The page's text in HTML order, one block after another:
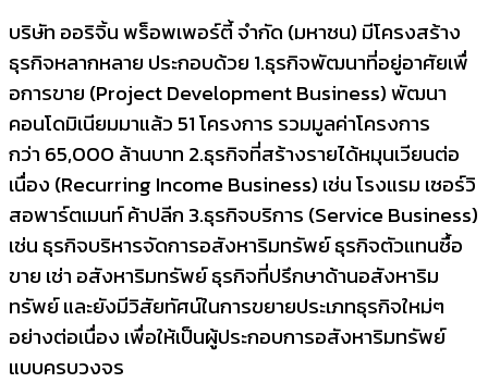
บริษัท ออริจิ้น พร็อพเพอร์ตี้ จำกัด (มหาชน) มีโครงสร้าง
ธุรกิจหลากหลาย ประกอบด้วย 1.ธุรกิจพัฒนาที่อยู่อาศัยเพื่
อการขาย (Project Development Business) พัฒนา
คอนโดมิเนียมมาแล้ว 51โครงการ รวมมูลค่าโครงการ
กว่า 65,000 ล้านบาท 2.ธุรกิจที่สร้างรายได้หมุนเวียนต่อ
เนื่อง (Recurring Income Business) เช่น โรงแรม เซอร์วิ
สอพาร์ตเมนท์ ค้าปลีก 3.ธุรกิจบริการ (Service Business)
เช่น ธุรกิจบริหารจัดการอสังหาริมทรัพย์ ธุรกิจตัวแทนซื้อ
ขาย เช่า อสังหาริมทรัพย์ ธุรกิจที่ปรึกษาด้านอสังหาริม
ทรัพย์ และยังมีวิสัยทัศน์ในการขยายประเภทธุรกิจใหม่ๆ
อย่างต่อเนื่อง เพื่อให้เป็นผู้ประกอบการอสังหาริมทรัพย์
แบบครบวงจร